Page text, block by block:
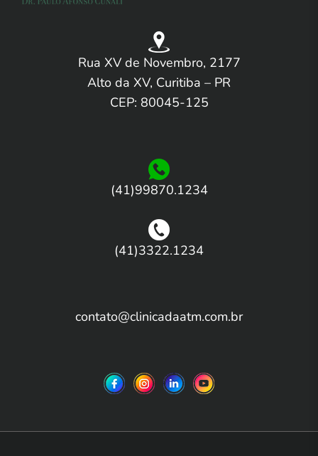
Rua XV de Novembro, 2177
Alto da XV, Curitiba – PR
CEP: 80045-125
(41)99870.1234
(41)3322.1234
contato@clinicadaatm.com.br